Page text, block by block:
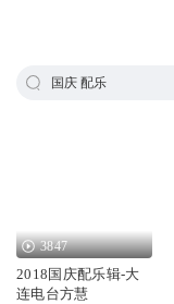
国庆 配乐
3847
2018国庆配乐辑-大
连电台方慧